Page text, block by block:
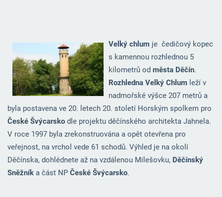
Velký chlumje čedičový kopec
s kamennou rozhlednou 5
kilometrů od města Děčín.
Rozhledna Velký Chlumleží v
nadmořské výšce 207 metrů a
byla postavena ve 20. letech 20. století Horským spolkem pro
České Švýcarskodle projektu děčínského architekta Jahnela.
V roce 1997 byla zrekonstruována a opět otevřena pro
veřejnost, na vrchol vede 61 schodů. Výhled je na okolí
Děčínska, dohlédnete až na vzdálenou Milešovku, Děčínský
Sněžníka část NP České Švýcarsko.